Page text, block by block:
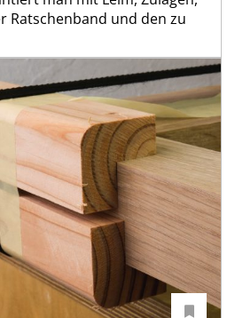
Ratschenband und den zu